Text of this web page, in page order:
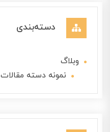
دسته‌بندی
وبلاگ
نمونه دسته مقالات